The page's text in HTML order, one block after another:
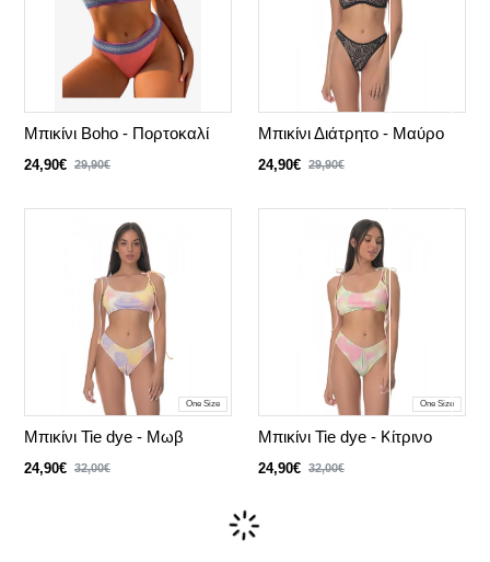
Μπικίνι Boho - Πορτοκαλί
24,90€ 29,90€
Μπικίνι Διάτρητο - Μαύρο
24,90€ 29,90€
One Size
Μπικίνι Tie dye - Μωβ
24,90€ 32,00€
One Size
Μπικίνι Tie dye - Κίτρινο
24,90€ 32,00€